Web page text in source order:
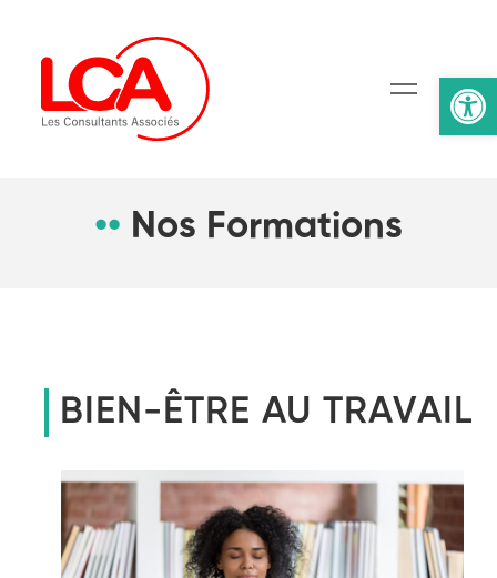
•• Nos Formations
BIEN-ÊTRE AU TRAVAIL